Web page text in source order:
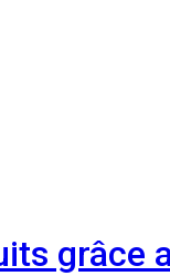
grâce